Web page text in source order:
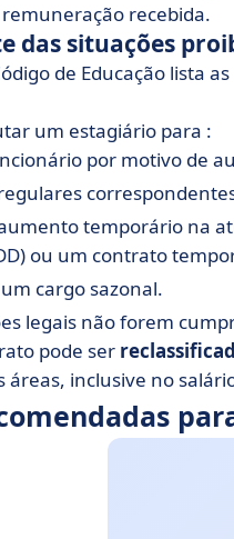
recebida.
das situações
de Educação lista
um estagiário para :
por motivo de
temporário na
ou um contrato
cargo sazonal.
legais não forem
pode ser
áreas, inclusive no